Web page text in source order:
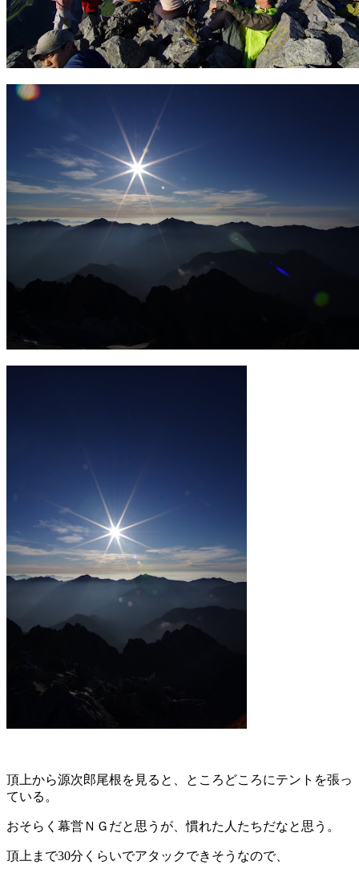
頂上から源次郎尾根を見ると、ところどころにテントを張っ
ている。
おそらく幕営ＮＧだと思うが、慣れた人たちだなと思う。
頂上まで30分くらいでアタックできそうなので、